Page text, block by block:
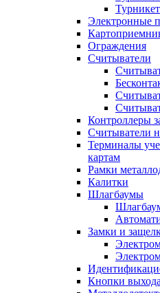
Электронные
Ограждения
Считыватели
Контроллеры
Считыватели
Терминалы
картам
Рамки
Калитки
Шлагбаумы
Замки и
Кнопки выхода